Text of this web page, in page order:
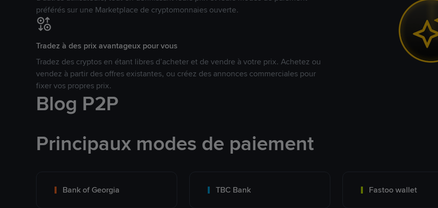
préférés sur une Marketplace de cryptomonnaies ouverte.
Tradez à des prix avantageux pour vous
Tradez des cryptos en étant libres d’acheter et de vendre à votre prix. Achetez ou
vendez à partir des offres existantes, ou créez des annonces commerciales pour
fixer vos propres prix.
Blog P2P
Principaux modes de paiement
Bank of Georgia TBC Bank Fastoo wallet